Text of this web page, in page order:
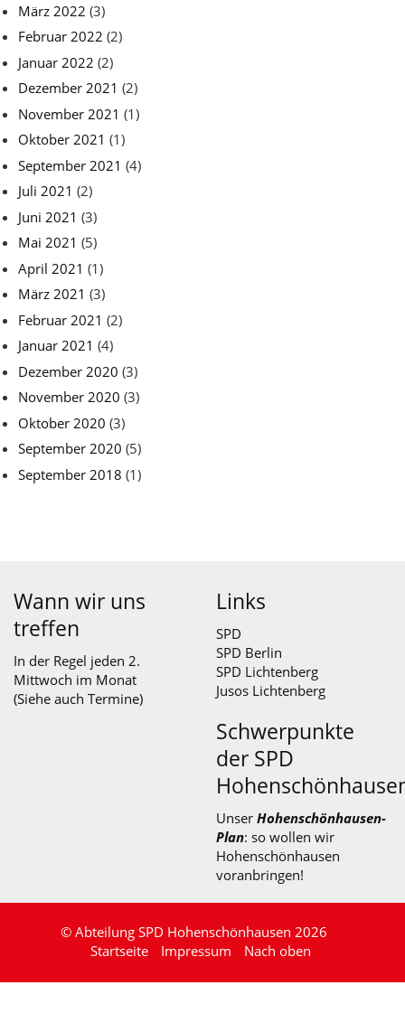
März 2022 (3)
Februar 2022 (2)
Januar 2022 (2)
Dezember 2021 (2)
November 2021 (1)
Oktober 2021 (1)
September 2021 (4)
Juli 2021 (2)
Juni 2021 (3)
Mai 2021 (5)
April 2021 (1)
März 2021 (3)
Februar 2021 (2)
Januar 2021 (4)
Dezember 2020 (3)
November 2020 (3)
Oktober 2020 (3)
September 2020 (5)
September 2018 (1)
Wann wir uns
treffen
In der Regel jeden 2.
Mittwoch im Monat
(Siehe auch Termine)
Links
SPD
SPD Berlin
SPD Lichtenberg
Jusos Lichtenberg
Schwerpunkte
der SPD
Unser Hohenschönhausen-
Plan: so wollen wir
Hohenschönhausen
voranbringen!
© Abteilung SPD Hohenschönhausen 2026
Startseite
Impressum Nach oben